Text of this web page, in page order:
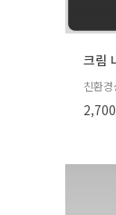
크림
친환